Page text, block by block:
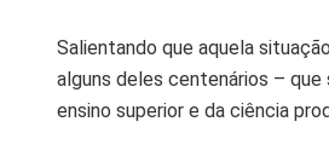
Salientando que aquela
alguns deles centenários –
ensino superior e da ciência